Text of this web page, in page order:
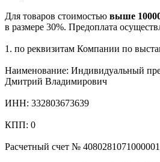
Для товаров стоимостью выше
в размере 30%. Предоплата
1. по реквизитам Компании по
Наименование: Индивидуальный
Дмитрий Владимирович
ИНН: 332803673639
КПП: 0
Расчетный счет №